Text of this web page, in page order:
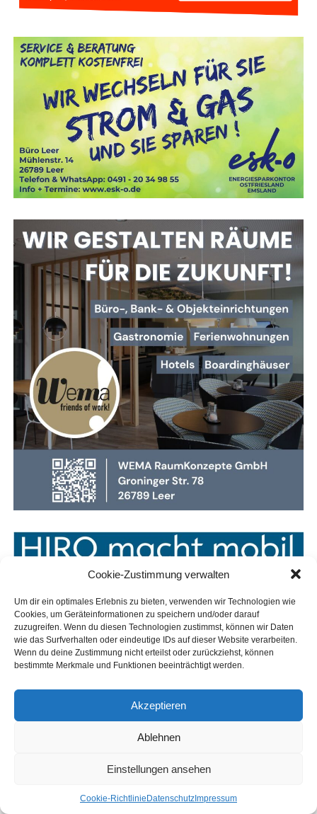
Cookie-Zustimmung verwalten
Um dir ein optimales Erlebnis zu bieten, verwenden wir Technologien wie
Cookies, um Geräteinformationen zu speichern und/oder darauf
zuzugreifen. Wenn du diesen Technologien zustimmst, können wir Daten
wie das Surfverhalten oder eindeutige IDs auf dieser Website verarbeiten.
Wenn du deine Zustimmung nicht erteilst oder zurückziehst, können
bestimmte Merkmale und Funktionen beeinträchtigt werden.
Akzeptieren
Ablehnen
Einstellungen ansehen
Coo­kie-Richt­li­nie Daten­schutz Impres­sum